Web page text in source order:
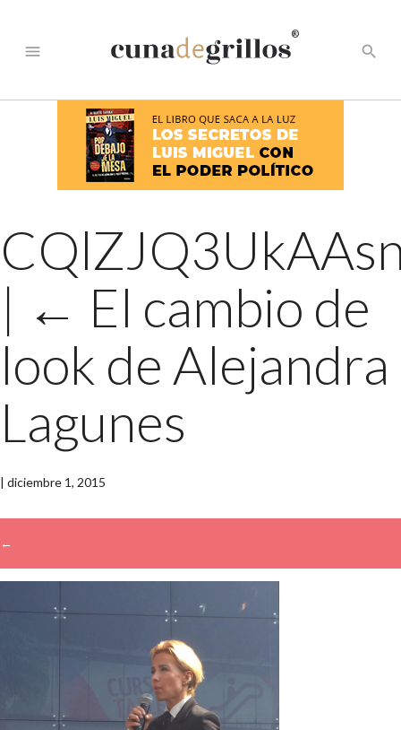
menu
®
search
| ← El cambio de
look de Alejandra
Lagunes
| diciembre 1, 2015
←